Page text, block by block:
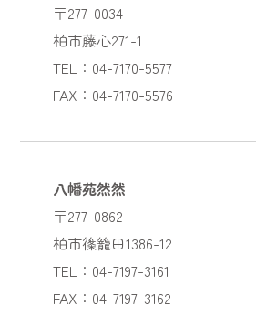
〒277-0034
柏市藤心271-1
TEL：04-7170-5577
FAX：04-7170-5576
八幡苑然然
〒277-0862
柏市篠籠田1386-12
TEL：04-7197-3161
FAX：04-7197-3162